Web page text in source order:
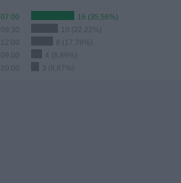
07:00
16 (35,56%)
09:30
10 (22,22%)
12:00
8 (17,78%)
09:00
4 (8,89%)
20:00
3 (6,67%)